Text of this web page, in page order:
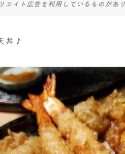
エイト広告を利用しているものがあ
丼♪